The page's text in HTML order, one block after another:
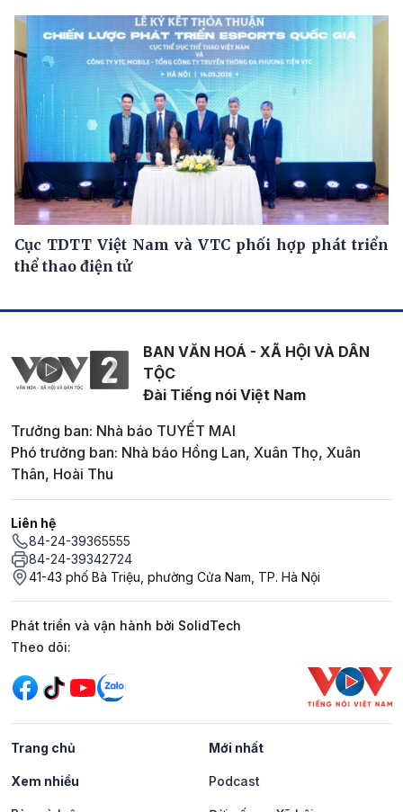
Cục TDTT Việt Nam và VTC phối hợp phát triển
thể thao điện tử
BAN VĂN HOÁ - XÃ HỘI VÀ DÂN
TỘC
Đài Tiếng nói Việt Nam
Trưởng ban: Nhà báo TUYẾT MAI
Phó trưởng ban: Nhà báo Hồng Lan, Xuân Thọ, Xuân
Thân, Hoài Thu
Liên hệ
84-24-39365555
84-24-39342724
41-43 phố Bà Triệu, phường Cửa Nam, TP. Hà Nội
Phát triển và vận hành bởi SolidTech
Mạng xã hội
Theo dõi:
Trang chủ Mới nhất
Xem nhiều Podcast